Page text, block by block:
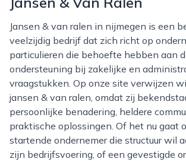
Jansen & van ralen in nijmegen is een betrokken en
veelzijdig bedrijf dat zich richt op
particulieren die behoefte hebben aan
ondersteuning bij zakelijke en
vraagstukken. Op onze site verwijzen
jansen & van ralen, omdat zij
persoonlijke benadering, heldere
praktische oplossingen. Of het nu gaat
startende ondernemer die structuur wil
zijn bedrijfsvoering, of een gevestigde